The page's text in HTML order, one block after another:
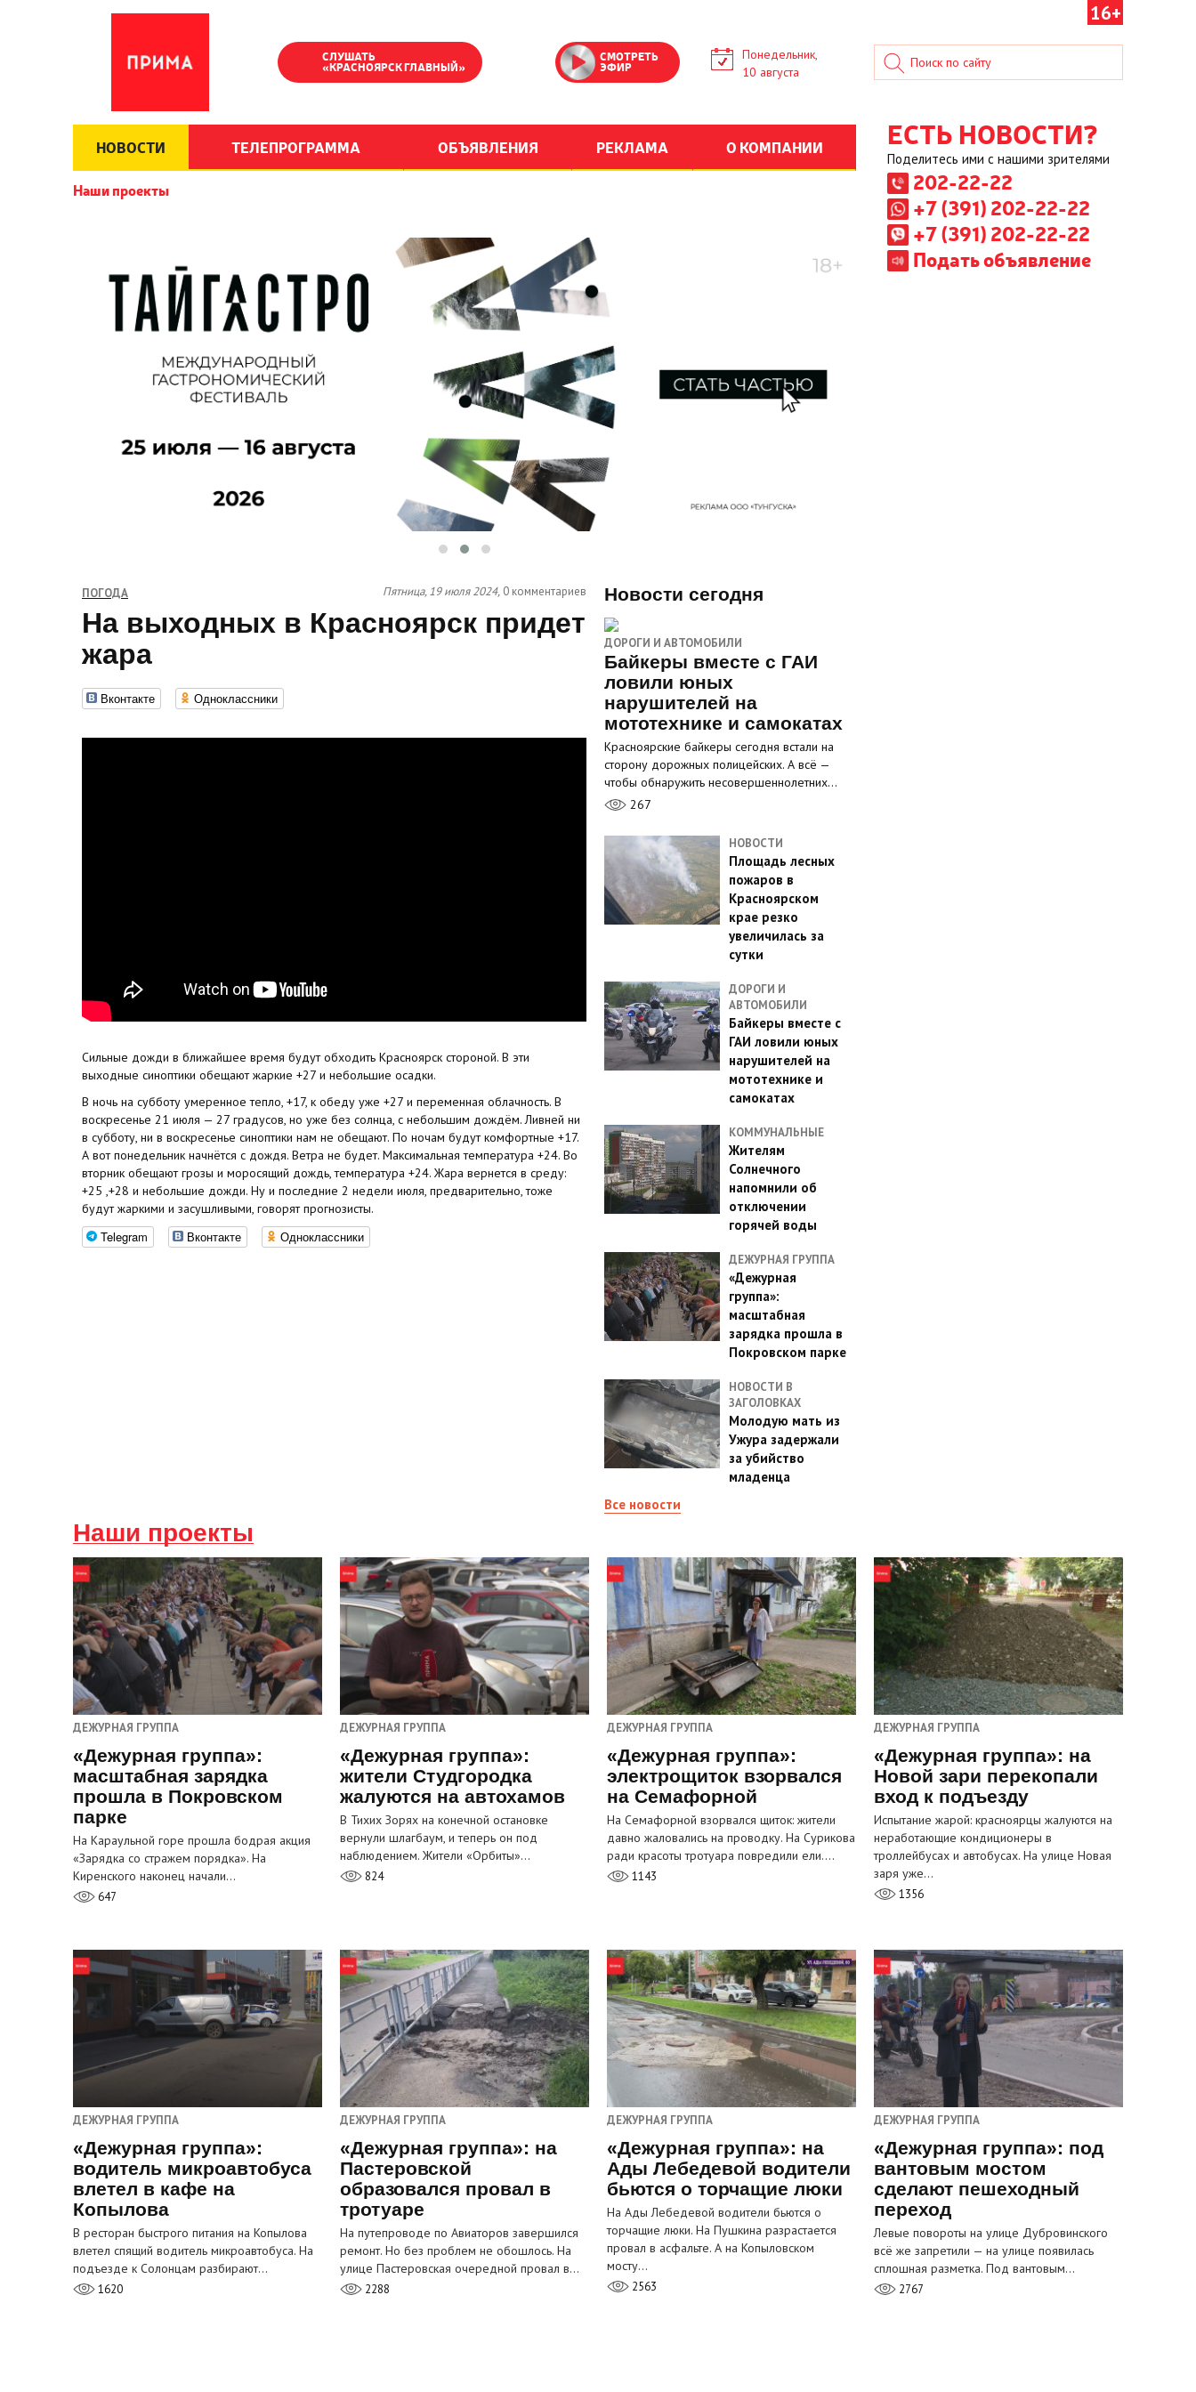
16+
СЛУШАТЬ
«КРАСНОЯРСК ГЛАВНЫЙ»
СМОТРЕТЬ
ЭФИР
Понедельник,
10 августа
НОВОСТИ ТЕЛЕПРОГРАММА ОБЪЯВЛЕНИЯ РЕКЛАМА О КОМПАНИИ
Наши проекты
ЕСТЬ НОВОСТИ?
Поделитесь ими с нашими зрителями
202-22-22
+7 (391) 202-22-22
+7 (391) 202-22-22
Подать объявление
ПОГОДА Пятница, 19 июля 2024, 0 комментариев
На выходных в Красноярск придет
жара
Вконтакте Одноклассники
Сильные дожди в ближайшее время будут обходить Красноярск стороной. В эти
выходные синоптики обещают жаркие +27 и небольшие осадки.
В ночь на субботу умеренное тепло, +17, к обеду уже +27 и переменная облачность. В
воскресенье 21 июля — 27 градусов, но уже без солнца, с небольшим дождём. Ливней ни
в субботу, ни в воскресенье синоптики нам не обещают. По ночам будут комфортные +17.
А вот понедельник начнётся с дождя. Ветра не будет. Максимальная температура +24. Во
вторник обещают грозы и моросящий дождь, температура +24. Жара вернется в среду:
+25 ,+28 и небольшие дожди. Ну и последние 2 недели июля, предварительно, тоже
будут жаркими и засушливыми, говорят прогнозисты.
Telegram Вконтакте Одноклассники
Новости сегодня
ДОРОГИ И АВТОМОБИЛИ
Байкеры вместе с ГАИ
ловили юных
нарушителей на
мототехнике и самокатах
Красноярские байкеры сегодня встали на
сторону дорожных полицейских. А всё —
чтобы обнаружить несовершеннолетних…
267
НОВОСТИ
Площадь лесных
пожаров в
Красноярском
крае резко
увеличилась за
сутки
ДОРОГИ И
АВТОМОБИЛИ
Байкеры вместе с
ГАИ ловили юных
нарушителей на
мототехнике и
самокатах
КОММУНАЛЬНЫЕ
Жителям
Солнечного
напомнили об
отключении
горячей воды
ДЕЖУРНАЯ ГРУППА
«Дежурная
группа»:
масштабная
зарядка прошла в
Покровском парке
НОВОСТИ В
ЗАГОЛОВКАХ
Молодую мать из
Ужура задержали
за убийство
младенца
Все новости
Наши проекты
ДЕЖУРНАЯ ГРУППА
«Дежурная группа»:
масштабная зарядка
прошла в Покровском
парке
На Караульной горе прошла бодрая акция
«Зарядка со стражем порядка». На
Киренского наконец начали…
647
ДЕЖУРНАЯ ГРУППА
«Дежурная группа»:
жители Студгородка
жалуются на автохамов
В Тихих Зорях на конечной остановке
вернули шлагбаум, и теперь он под
наблюдением. Жители «Орбиты»…
824
ДЕЖУРНАЯ ГРУППА
«Дежурная группа»:
электрощиток взорвался
на Семафорной
На Семафорной взорвался щиток: жители
давно жаловались на проводку. На Сурикова
ради красоты тротуара повредили ели.…
1143
ДЕЖУРНАЯ ГРУППА
«Дежурная группа»: на
Новой зари перекопали
вход к подъезду
Испытание жарой: красноярцы жалуются на
неработающие кондиционеры в
троллейбусах и автобусах. На улице Новая
заря уже…
1356
ДЕЖУРНАЯ ГРУППА
«Дежурная группа»:
водитель микроавтобуса
влетел в кафе на
Копылова
В ресторан быстрого питания на Копылова
влетел спящий водитель микроавтобуса. На
подъезде к Солонцам разбирают…
1620
ДЕЖУРНАЯ ГРУППА
«Дежурная группа»: на
Пастеровской
образовался провал в
тротуаре
На путепроводе по Авиаторов завершился
ремонт. Но без проблем не обошлось. На
улице Пастеровская очередной провал в…
2288
ДЕЖУРНАЯ ГРУППА
«Дежурная группа»: на
Ады Лебедевой водители
бьются о торчащие люки
На Ады Лебедевой водители бьются о
торчащие люки. На Пушкина разрастается
провал в асфальте. А на Копыловском
мосту…
2563
ДЕЖУРНАЯ ГРУППА
«Дежурная группа»: под
вантовым мостом
сделают пешеходный
переход
Левые повороты на улице Дубровинского
всё же запретили — на улице появилась
сплошная разметка. Под вантовым…
2767